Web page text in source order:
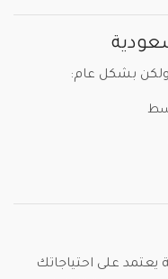
ولكن بشكل عام:
على احتياجاتك